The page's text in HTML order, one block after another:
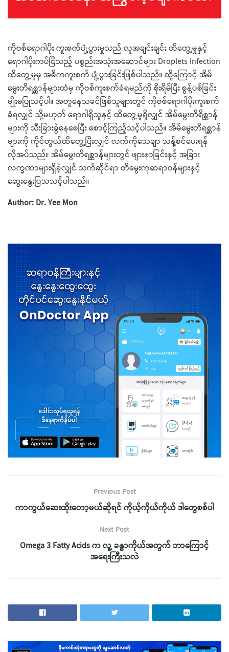
ကိုဗစ်ရောဂါပိုး ကူးစက်ပျံ့ပွားမှုသည် လူအချင်းချင်း ထိတွေ့မှုနှင့်
ရောဂါပိုးကပ်ငြိသည့် ပစ္စည်းအသုံးအဆောင်များ Droplets Infection
ထိတွေ့မှုမှ အဓိကကူးစက် ပျံ့ပွားခြင်းဖြစ်ပါသည်။ ထို့ကြောင့် အိမ်
မွေးတိရစ္ဆာန်များထံမှ ကိုဗစ်ကူးစက်ခံရမည်ကို စိုးရိမ်ပြီး စွန့်ပစ်ခြင်း
မျိုးမပြုသင့်ပါ။ အတူနေသခင်ဖြစ်သူများတွင် ကိုဗစ်ရောဂါပိုးကူးစက်
ခံရလျှင် သို့မဟုတ် ရောဂါရှိသူနှင့် ထိတွေ့မှုရှိလျှင် အိမ်မွေးတိရိစ္ဆာန်
များကို သီးခြားခွဲနေစေပြီး စောင့်ကြည့်သင့်ပါသည်။ အိမ်မွေးတိရစ္ဆာန်
များကို ကိုင်တွယ်ထိတွေ့ပြီးလျှင် လက်ကိုသေချာ သန့်စင်ပေးရန်
လိုအပ်သည်။ အိမ်မွေးတိရစ္ဆာန်များတွင် ဖျားနာခြင်းနှင့် အခြား
လက္ခဏာများရှိခဲ့လျှင် သက်ဆိုင်ရာ တိမွေးကုဆရာဝန်များနှင့်
ဆွေးနွေးပြသသင့်ပါသည်။
Author: Dr. Yee Mon
Previous Post
ကာကွယ်ဆေးထိုးတော့မယ်ဆိုရင် ကိုယ့်ကိုယ်ကိုယ် ဒါတွေစစ်ပါ
Next Post
Omega 3 Fatty Acids က လူ့ ခန္ဓာကိုယ်အတွက် ဘာကြောင့်
အရေးကြီးသလဲ